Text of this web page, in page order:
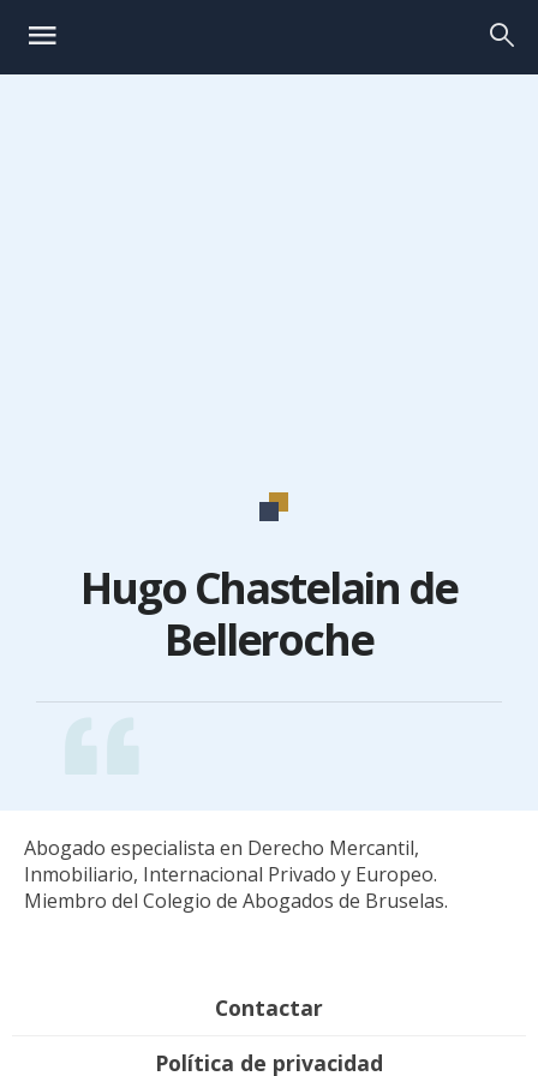
Hugo Chastelain de
Belleroche
Abogado especialista en Derecho Mercantil,
Inmobiliario, Internacional Privado y Europeo.
Miembro del Colegio de Abogados de Bruselas.
Contactar
Política de privacidad